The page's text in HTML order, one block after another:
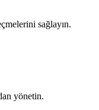
sağlayın.
yönetin.